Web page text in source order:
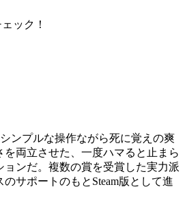
ック！
シンプルな操作ながら死に覚えの爽
両立させた、 一度ハマると止まら
ョンだ。複数の賞を受賞した実力派
サポートのもとSteam版として進